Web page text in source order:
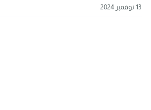
13 نوفمبر 2024